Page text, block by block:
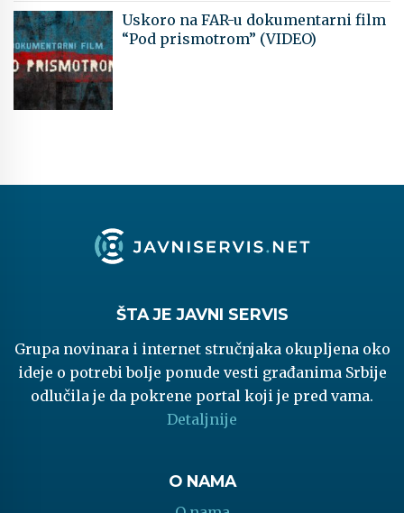
Uskoro na FAR-u dokumentarni film
“Pod prismotrom” (VIDEO)
ŠTA JE JAVNI SERVIS
Grupa novinara i internet stručnjaka okupljena oko
ideje o potrebi bolje ponude vesti građanima Srbije
odlučila je da pokrene portal koji je pred vama.
Detaljnije
O NAMA